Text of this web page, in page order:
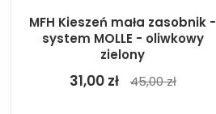
MFH Kieszeń mała zasobnik -
system MOLLE - oliwkowy
zielony
31,00 zł 45,00 zł